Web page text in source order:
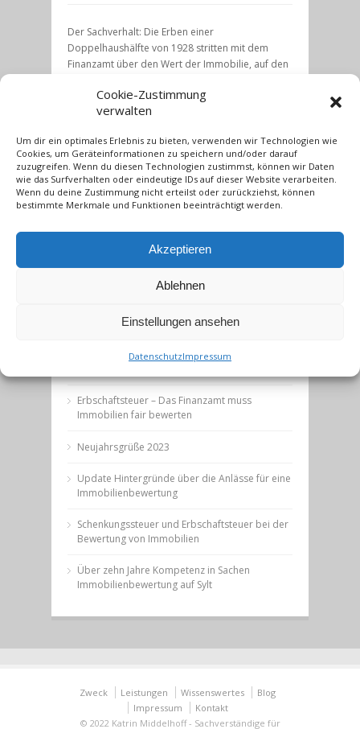
Cookie-Zustimmung
verwalten
Um dir ein optimales Erlebnis zu bieten, verwenden wir Technologien wie
Cookies, um Geräteinformationen zu speichern und/oder darauf
zuzugreifen. Wenn du diesen Technologien zustimmst, können wir Daten
wie das Surfverhalten oder eindeutige IDs auf dieser Website verarbeiten.
Wenn du deine Zustimmung nicht erteilst oder zurückziehst, können
bestimmte Merkmale und Funktionen beeinträchtigt werden.
Akzeptieren
Ablehnen
Einstellungen ansehen
DatenschutzImpressum
Der Sachverhalt: Die Erben einer
Doppelhaushälfte von 1928 stritten mit dem
Finanzamt über den Wert der Immobilie, auf den
zog für die Feststellung des Grundbesitzwertes
den Kaupreismittelwert aus dem
Gutachterausschusses heran: hier 312 420
Euro. Die Erbengemeinschaft ermittelte über das
Sachwertverfahren inklusive Bodenwert einen
Grundbesitzwert von 173 053..
Aktuelles
Die Gutachterin.com – seit 17 Jahren
Erbschaftsteuer – Das Finanzamt muss
Immobilien fair bewerten
Neujahrsgrüße 2023
Update Hintergründe über die Anlässe für eine
Immobilienbewertung
Schenkungssteuer und Erbschaftsteuer bei der
Bewertung von Immobilien
Über zehn Jahre Kompetenz in Sachen
Immobilienbewertung auf Sylt
Zweck Leistungen Wissenswertes
Blog
Impressum
Kontakt
© 2022 Katrin Middelhoff - Sachverständige für